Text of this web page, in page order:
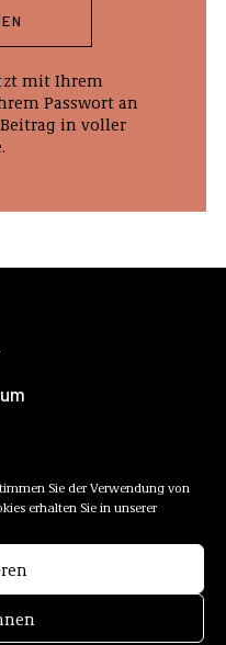
Sie der Verwendung von
erhalten Sie in unserer
mit Ihrem
Passwort an
in voller